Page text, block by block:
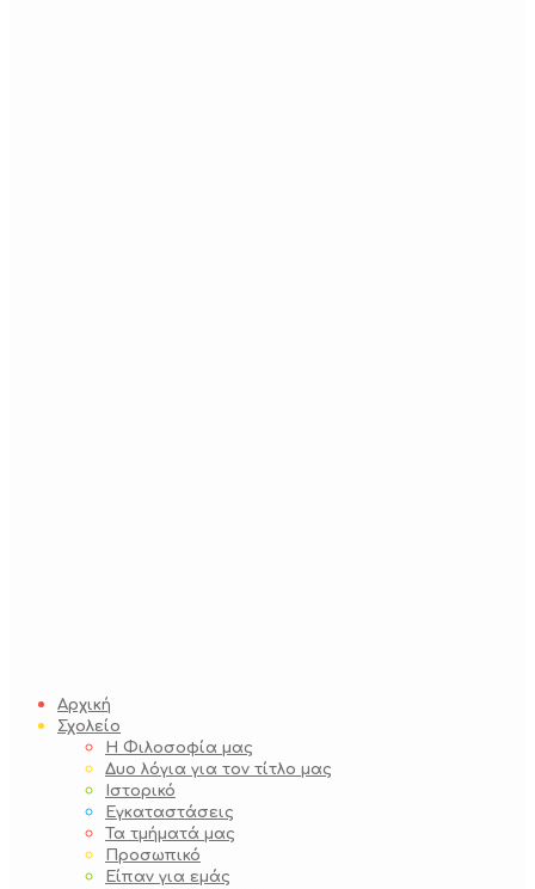
Αρχική
Σχολείο
Η Φιλοσοφία μας
Δυο λόγια για τον τίτλο μας
Ιστορικό
Εγκαταστάσεις
Τα τμήματά μας
Προσωπικό
Είπαν για εμάς